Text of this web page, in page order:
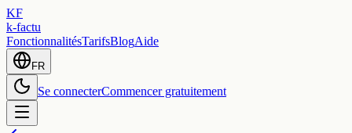
KF
k-factu
FonctionnalitésTarifsBlogAide
FR
Se connecterCommencer gratuitement